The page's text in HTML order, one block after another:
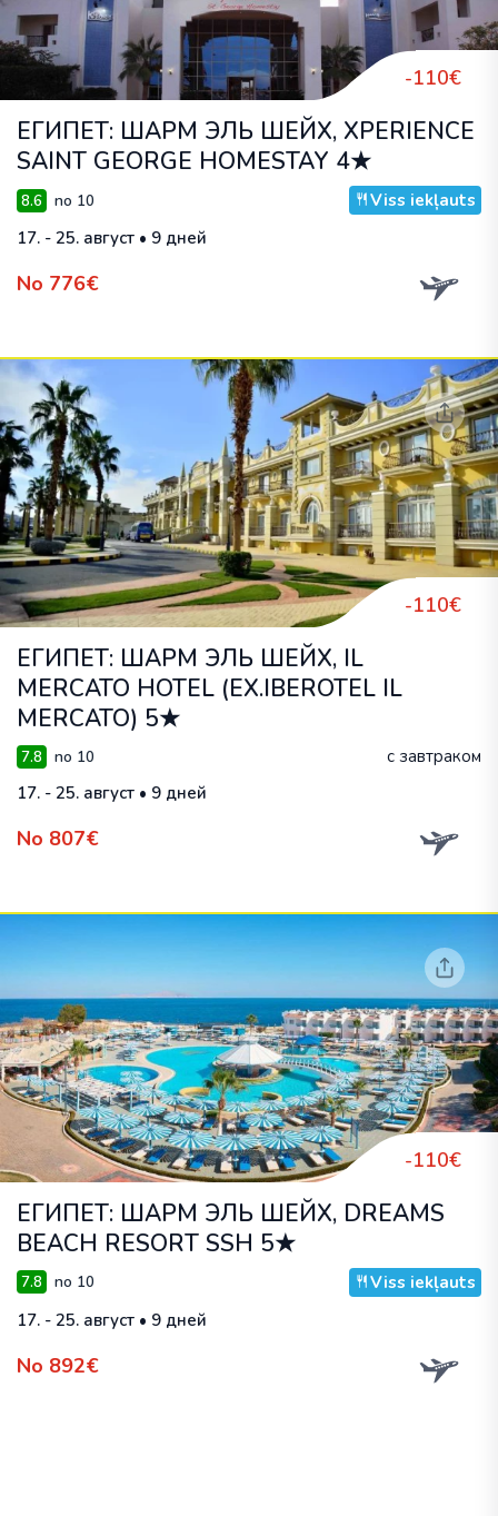
-110€
ЕГИПЕТ: ШАРМ ЭЛЬ ШЕЙХ, XPERIENCE
SAINT GEORGE HOMESTAY 4★
8.6 no 10
Viss iekļauts
17. - 25. август • 9 дней
No 776€
-110€
ЕГИПЕТ: ШАРМ ЭЛЬ ШЕЙХ, IL
MERCATO HOTEL (EX.IBEROTEL IL
MERCATO) 5★
7.8 no 10
с завтраком
17. - 25. август • 9 дней
No 807€
-110€
ЕГИПЕТ: ШАРМ ЭЛЬ ШЕЙХ, DREAMS
BEACH RESORT SSH 5★
7.8 no 10
Viss iekļauts
17. - 25. август • 9 дней
No 892€